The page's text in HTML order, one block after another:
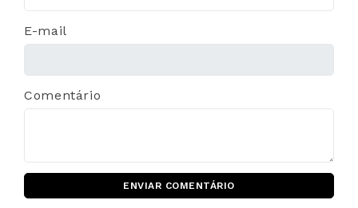
E-mail
Comentário
ENVIAR COMENTÁRIO